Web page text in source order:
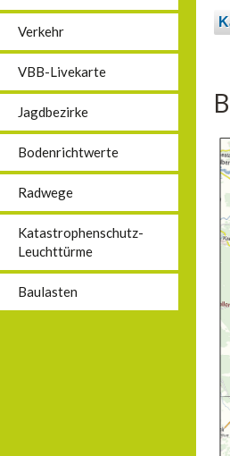
Verkehr
VBB-Livekarte
Jagdbezirke
Bodenrichtwerte
Radwege
Katastrophenschutz-
Leuchttürme
Baulasten